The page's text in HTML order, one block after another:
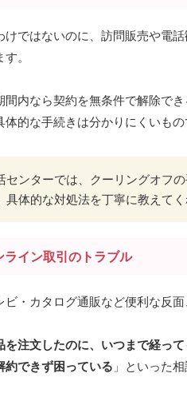
けではないのに、訪問販売や電
。
間内なら契約を無条件で解除でき
的な手続きは分かりにくいもの
センターでは、クーリングオフ
具体的な対処法を丁寧に教えてく
ライン取引のトラブル
・カタログ通販など便利な反面
を注文したのに、いつまで経っ
約できず困っている 」といった